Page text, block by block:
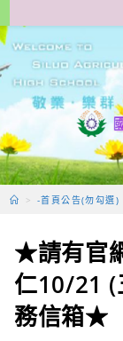
轉
至
要
容
> -首頁公告(勿勾選)
★請有官
仁10/21 (
務信箱★